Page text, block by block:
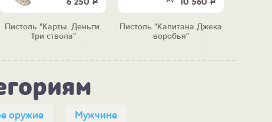
6 250 Р
Пистоль "Карты. Деньги.
Три ствола"
10 560 Р
Пистоль "Капитана Джека
воробья"
оружие Мужчине